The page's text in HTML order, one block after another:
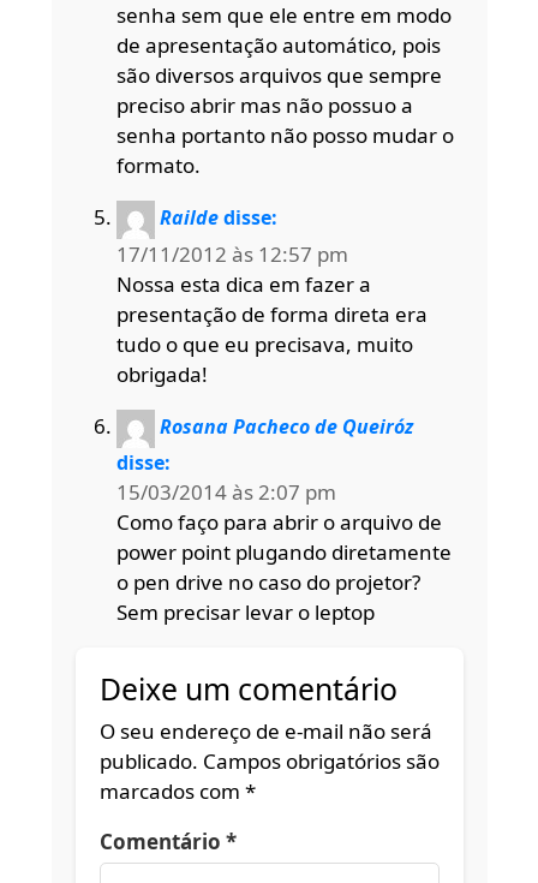
senha sem que ele entre em modo
de apresentação automático, pois
são diversos arquivos que sempre
preciso abrir mas não possuo a
senha portanto não posso mudar o
formato.
Railde disse:
17/11/2012 às 12:57 pm
Nossa esta dica em fazer a
presentação de forma direta era
tudo o que eu precisava, muito
obrigada!
Rosana Pacheco de Queiróz
disse:
15/03/2014 às 2:07 pm
Como faço para abrir o arquivo de
power point plugando diretamente
o pen drive no caso do projetor?
Sem precisar levar o leptop
Deixe um comentário
O seu endereço de e-mail não será
publicado. Campos obrigatórios são
marcados com *
Comentário *